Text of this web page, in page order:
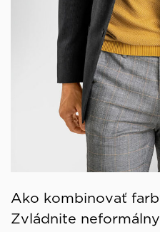
Ako kombinovať
Zvládnite